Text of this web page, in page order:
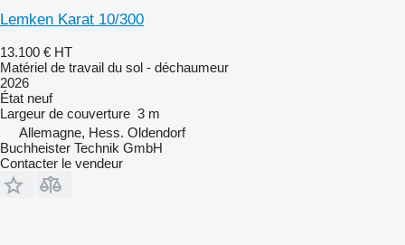
Lemken Karat 10/300
13.100 € HT
Matériel de travail du sol - déchaumeur
2026
État neuf
Largeur de couverture 3 m
Allemagne, Hess. Oldendorf
Buchheister Technik GmbH
Contacter le vendeur